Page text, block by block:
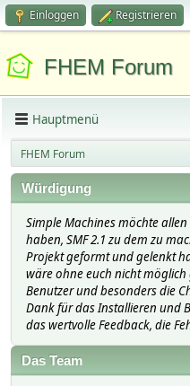
Einloggen Registrieren
FHEM Forum
Hauptmenü
FHEM Forum
Würdigung
Simple Machines möchte
haben, SMF 2.1 zu dem zu
Projekt geformt und gelenkt
wäre ohne euch nicht möglich
Benutzer und besonders die
Dank für das Installieren und
das wertvolle Feedback, die
Das Team